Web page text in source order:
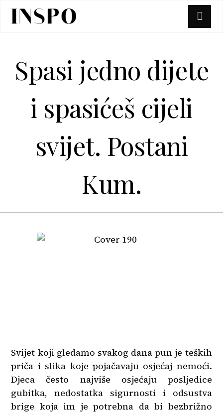
Spasi jedno dijete
i spasićeš cijeli
svijet. Postani
Kum.
Svijet koji gledamo svakog dana pun je teških
priča i slika koje pojačavaju osjećaj nemoći.
Djeca često najviše osjećaju posljedice
gubitka, nedostatka sigurnosti i odsustva
brige koja im je potrebna da bi bezbrižno